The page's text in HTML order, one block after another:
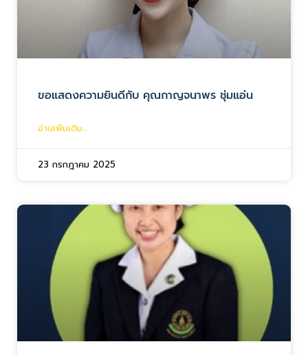
ขอแสดงความยินดีกับ คุณกาญจนาพร ชุ่มแอ่น
อ่านเพิ่มเติม...
23 กรกฎาคม 2025